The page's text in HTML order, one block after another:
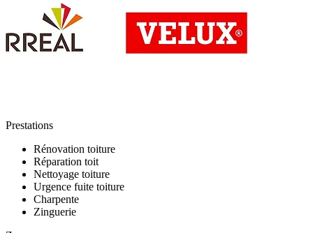
Prestations
Rénovation toiture
Réparation toit
Nettoyage toiture
Urgence fuite toiture
Charpente
Zinguerie